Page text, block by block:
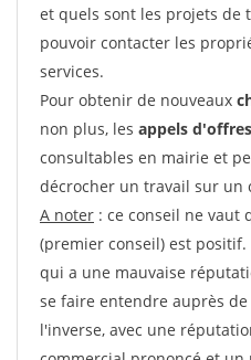
et quels sont les projets de
pouvoir contacter les
services.
Pour obtenir de nouveaux
non plus, les appels d'offres
consultables en mairie et
décrocher un travail sur un
A noter : ce conseil ne vaut
(premier conseil) est
qui a une mauvaise
se faire entendre auprès
l'inverse, avec une